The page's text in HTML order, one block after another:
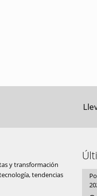
y transformación
tendencias